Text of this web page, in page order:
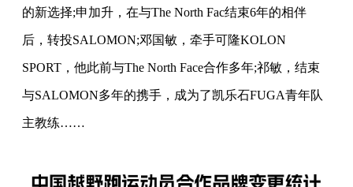
的新选择;申加升，在与The North Fac结束6年的相伴
后，转投SALOMON;邓国敏，牵手可隆KOLON
SPORT，他此前与The North Face合作多年;祁敏，结束
与SALOMON多年的携手，成为了凯乐石FUGA青年队
主教练……